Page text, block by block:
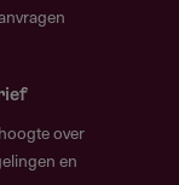
eerdere
over
en